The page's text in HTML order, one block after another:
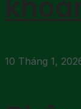
10 Tháng 1,